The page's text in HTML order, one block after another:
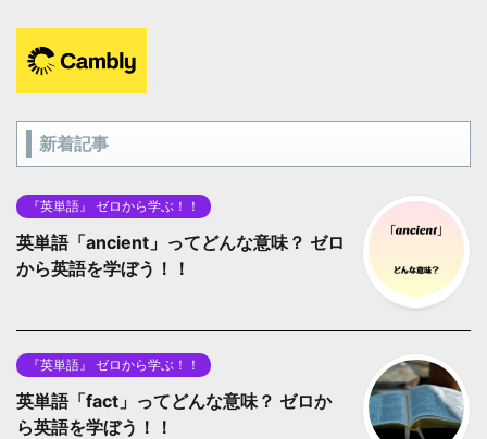
新着記事
『英単語』 ゼロから学ぶ！！
英単語「ancient」ってどんな意味？ ゼロ
から英語を学ぼう！！
『英単語』 ゼロから学ぶ！！
英単語「fact」ってどんな意味？ ゼロか
ら英語を学ぼう！！